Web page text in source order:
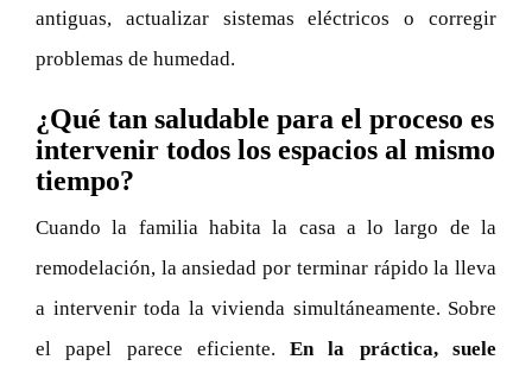
antiguas, actualizar sistemas eléctricos o corregir
problemas de humedad.
¿Qué tan saludable para el proceso es
intervenir todos los espacios al mismo
tiempo?
Cuando la familia habita la casa a lo largo de la
remodelación, la ansiedad por terminar rápido la lleva
a intervenir toda la vivienda simultáneamente. Sobre
el papel parece eficiente.En la práctica, suele